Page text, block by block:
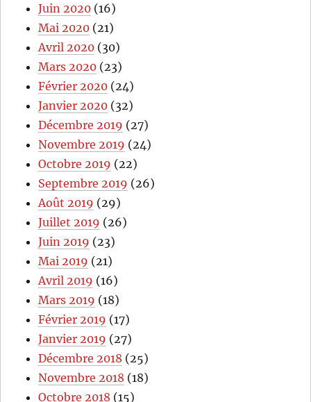
Juin 2020 (16)
Mai 2020 (21)
Avril 2020 (30)
Mars 2020 (23)
Février 2020 (24)
Janvier 2020 (32)
Décembre 2019 (27)
Novembre 2019 (24)
Octobre 2019 (22)
Septembre 2019 (26)
Août 2019 (29)
Juillet 2019 (26)
Juin 2019 (23)
Mai 2019 (21)
Avril 2019 (16)
Mars 2019 (18)
Février 2019 (17)
Janvier 2019 (27)
Décembre 2018 (25)
Novembre 2018 (18)
Octobre 2018 (15)